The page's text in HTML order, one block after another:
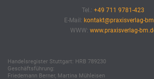
Tel.: +49 711 9781-423
E-Mail: kontakt@praxisverlag-
WWW: www.praxisverlag-
Handelsregister Stuttgart: HRB 789230
Geschäftsführung:
Friedemann Berner, Martina Mühleisen